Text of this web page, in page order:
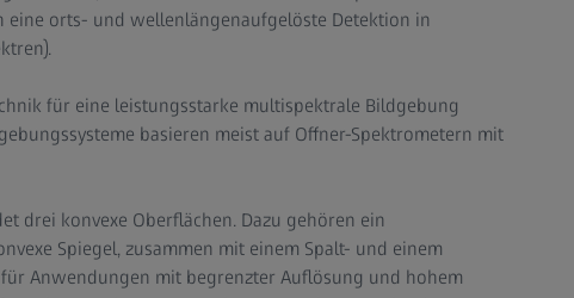
eine orts- und wellenlängenaufgelöste Detektion in
für eine leistungsstarke multispektrale Bildgebung
basieren meist auf Offner-Spektrometern mit
drei konvexe Oberflächen. Dazu gehören ein
Spiegel, zusammen mit einem Spalt- und einem
Anwendungen mit begrenzter Auflösung und hohem